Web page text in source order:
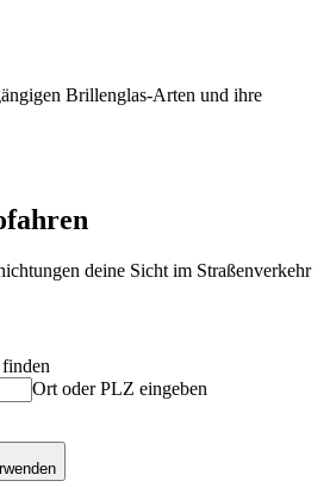
Brillenglas-Arten und ihre
deine Sicht im Straßenverkehr
Ort oder PLZ eingeben